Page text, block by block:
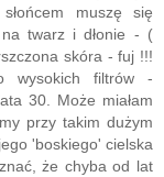
muszę się
twarz i dłonie - (
skóra - fuj !!!
wysokich filtrów -
30. Może miałam
przy takim dużym
'boskiego' cielska
że chyba od lat